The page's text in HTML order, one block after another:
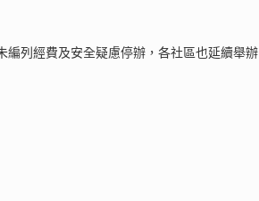
列經費及安全疑慮停辦，各社區也延續舉